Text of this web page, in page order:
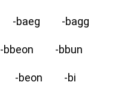
-baeg -bagg
-bbeon -bbun
-beon -bi